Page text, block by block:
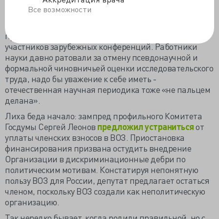
Все возможности
Отлично, что санкционная истерия в зарубежной
научной сфереинициировала отказ
публикаций в международных базах и подсчёта
участников зарубежных конференций. Работники
науки давно ратовали за отмену псевдонаучной и
формальной чиновничьей оценки исследовательского
труда, надо бы уважение к себе иметь -
отечественная научная периодика тоже «не пальцем
делана».
Лиха беда начало: зампред профильного Комитета
Госдумы Сергей Леонов предложил устранитьсяот
уплаты членских взносов в ВОЗ. Приостановка
финансирования призвана остудить внедрение
Организации в дискриминационные дебри по
политическим мотивам. Констатируя непонятную
пользу ВОЗ для России, депутат предлагает остаться
членом, поскольку ВОЗ создали как неполитическую
организацию.